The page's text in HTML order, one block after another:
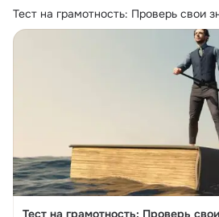
Тест на грамотность: Проверь свои
Тест на грамотность: Проверь